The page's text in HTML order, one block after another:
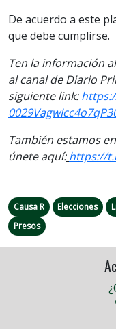
De acuerdo a este
que debe cumplirse.
Ten la información
alcanalde Diario
siguiente link:
También estamos
únete aquí: https://
Causa R Elecciones
Presos